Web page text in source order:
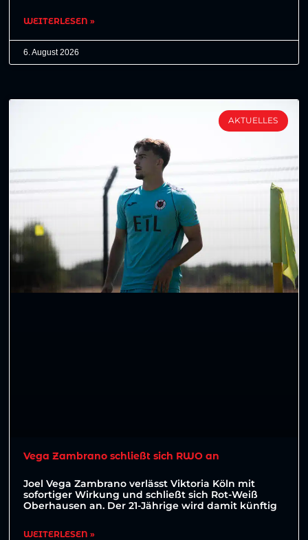
WEITERLESEN »
6. August 2026
AKTUELLES
Vega Zambrano schließt sich RWO an
Joel Vega Zambrano verlässt Viktoria Köln mit
sofortiger Wirkung und schließt sich Rot-Weiß
Oberhausen an. Der 21-Jährige wird damit künftig
WEITERLESEN »